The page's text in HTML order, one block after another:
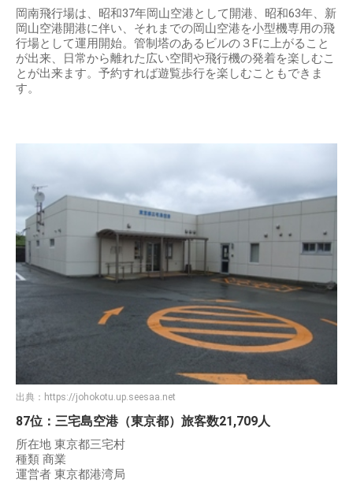
岡南飛行場は、昭和37年岡山空港として開港、昭和63年、新
岡山空港開港に伴い、それまでの岡山空港を小型機専用の飛
行場として運用開始。管制塔のあるビルの３Fに上がること
が出来、日常から離れた広い空間や飛行機の発着を楽しむこ
とが出来ます。予約すれば遊覧歩行を楽しむこともできま
す。
出典： https://johokotu.up.seesaa.net
87位：三宅島空港（東京都）旅客数21,709人
所在地 東京都三宅村
種類 商業
運営者 東京都港湾局